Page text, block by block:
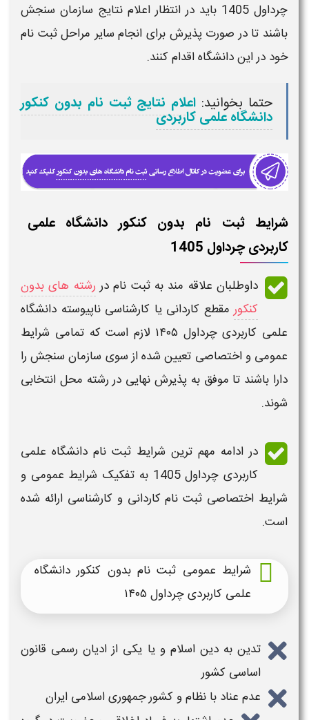
چرداول 1405
باید در انتظار اعلام نتایج سازمان سنجش
باشند تا در صورت پذیرش برای انجام سایر مراحل ثبت نام
خود در ایندانشگاهاقدام کنند.
حتما بخوانید: اعلام نتایج ثبت نام بدون کنکور
دانشگاه علمی کاربردی
شرایط ثبت نام بدون کنکور دانشگاه علمی
کاربردی چرداول 1405
داوطلبان علاقه مند به ثبت نام در رشته های بدون
کنکور مقطع کاردانی یا کارشناسی ناپیوسته دانشگاه
علمی کاربردی چرداول ۱۴۰۵
لازم است که تمامی شرایط
عمومی و اختصاصی تعیین شده از سوی سازمان سنجش را
دارا باشند تا موفق به پذیرش نهایی در رشته محل انتخابی
شوند.
در ادامه مهم ترین شرایط ثبت نام دانشگاه علمی
کاربردیچرداول 1405 به تفکیک شرایط عمومی و
شرایط اختصاصی ثبت نام کاردانی و کارشناسیارائه شده
است.
شرایط عمومی ثبت نام بدون کنکور دانشگاه
علمی کاربردی چرداول ۱۴۰۵
تدین به دین اسلام و یا یکی از ادیان رسمی قانون
اساسی کشور
عدم عناد با نظام و کشور جمهوری اسلامی ایران